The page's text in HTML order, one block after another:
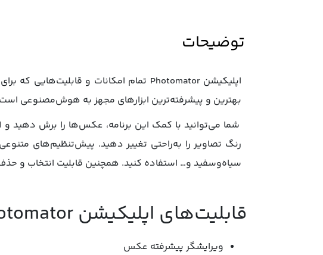
توضیحات
بهترین و پیشرفته‌ترین ابزارهای مجهز به هوش‌مصنوعی
شما می‌توانید با کمک این برنامه، عکس‌ها را برش دهید و
سیاه‌وسفید و… استفاده کنید. همچنین قابلیت انتخاب و
قابلیت‌های اپلیکیشن Photomator:
ویرایشگر پیشرفته عکس